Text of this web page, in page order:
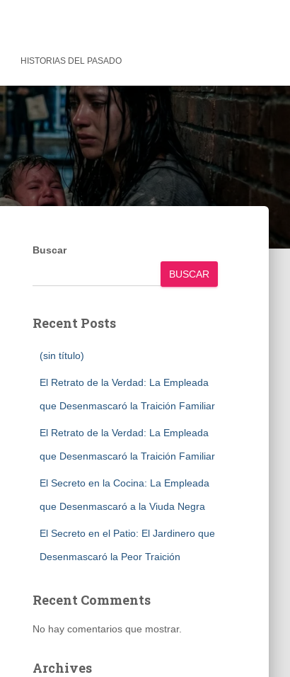
HISTORIAS DEL PASADO
Buscar
BUSCAR
Recent Posts
(sin título)
El Retrato de la Verdad: La Empleada
que Desenmascaró la Traición Familiar
El Retrato de la Verdad: La Empleada
que Desenmascaró la Traición Familiar
El Secreto en la Cocina: La Empleada
que Desenmascaró a la Viuda Negra
El Secreto en el Patio: El Jardinero que
Desenmascaró la Peor Traición
Recent Comments
No hay comentarios que mostrar.
Archives